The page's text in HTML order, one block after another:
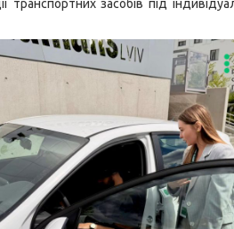
транспортних засобів під